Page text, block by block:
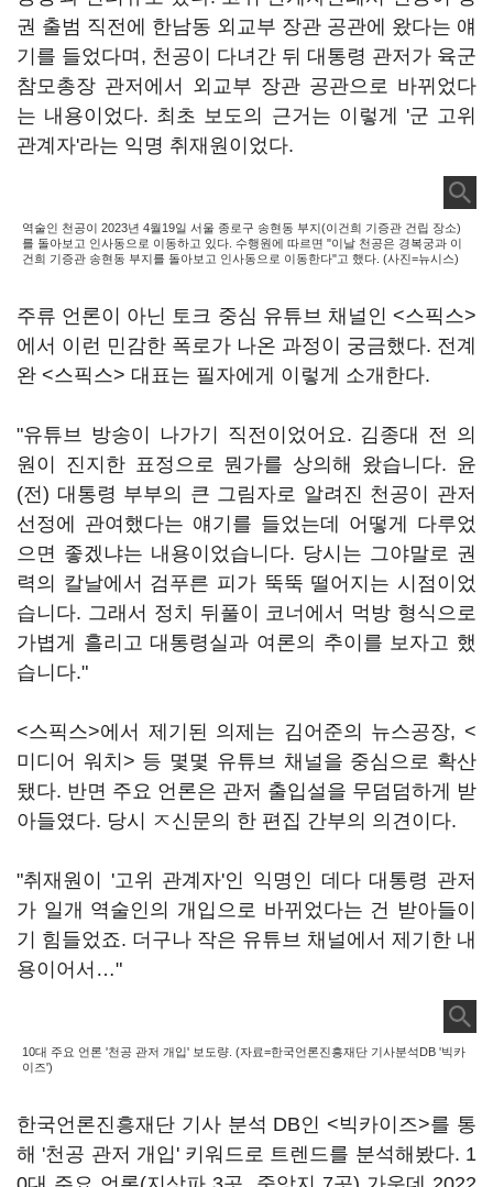
권 출범 직전에 한남동 외교부 장관 공관에 왔다는 얘
기를 들었다며, 천공이 다녀간 뒤 대통령 관저가 육군
참모총장 관저에서 외교부 장관 공관으로 바뀌었다
는 내용이었다. 최초 보도의 근거는 이렇게 '군 고위
관계자'라는 익명 취재원이었다.
역술인 천공이 2023년 4월19일 서울 종로구 송현동 부지(이건희 기증관 건립 장소)
를 돌아보고 인사동으로 이동하고 있다. 수행원에 따르면 "이날 천공은 경복궁과 이
건희 기증관 송현동 부지를 돌아보고 인사동으로 이동한다"고 했다. (사진=뉴시스)
주류 언론이 아닌 토크 중심 유튜브 채널인 <스픽스>
에서 이런 민감한 폭로가 나온 과정이 궁금했다. 전계
완 <스픽스> 대표는 필자에게 이렇게 소개한다.
"유튜브 방송이 나가기 직전이었어요. 김종대 전 의
원이 진지한 표정으로 뭔가를 상의해 왔습니다. 윤
(전) 대통령 부부의 큰 그림자로 알려진 천공이 관저
선정에 관여했다는 얘기를 들었는데 어떻게 다루었
으면 좋겠냐는 내용이었습니다. 당시는 그야말로 권
력의 칼날에서 검푸른 피가 뚝뚝 떨어지는 시점이었
습니다. 그래서 정치 뒤풀이 코너에서 먹방 형식으로
가볍게 흘리고 대통령실과 여론의 추이를 보자고 했
습니다."
<스픽스>에서 제기된 의제는 김어준의 뉴스공장, <
미디어 워치> 등 몇몇 유튜브 채널을 중심으로 확산
됐다. 반면 주요 언론은 관저 출입설을 무덤덤하게 받
아들였다. 당시 ㅈ신문의 한 편집 간부의 의견이다.
"취재원이 '고위 관계자'인 익명인 데다 대통령 관저
가 일개 역술인의 개입으로 바뀌었다는 건 받아들이
기 힘들었죠. 더구나 작은 유튜브 채널에서 제기한 내
용이어서…"
10대 주요 언론 '천공 관저 개입' 보도량. (자료=한국언론진흥재단 기사분석DB '빅카
이즈')
한국언론진흥재단 기사 분석 DB인 <빅카이즈>를 통
해 '천공 관저 개입' 키워드로 트렌드를 분석해봤다. 1